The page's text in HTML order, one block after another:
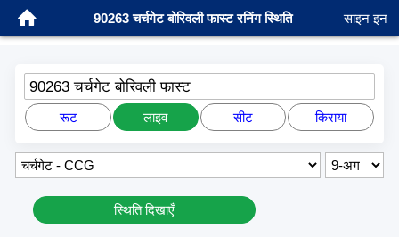
90263 चर्चगेट बोरिवली फास्ट रनिंग स्थिति साइन इन
90263 चर्चगेट बोरिवली फास्ट
रूट लाइव सीट किराया
स्थिति दिखाएँ